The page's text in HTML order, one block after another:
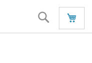
Iskanje